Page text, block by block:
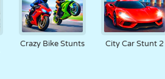
Crazy Bike Stunts City Car Stunt 2